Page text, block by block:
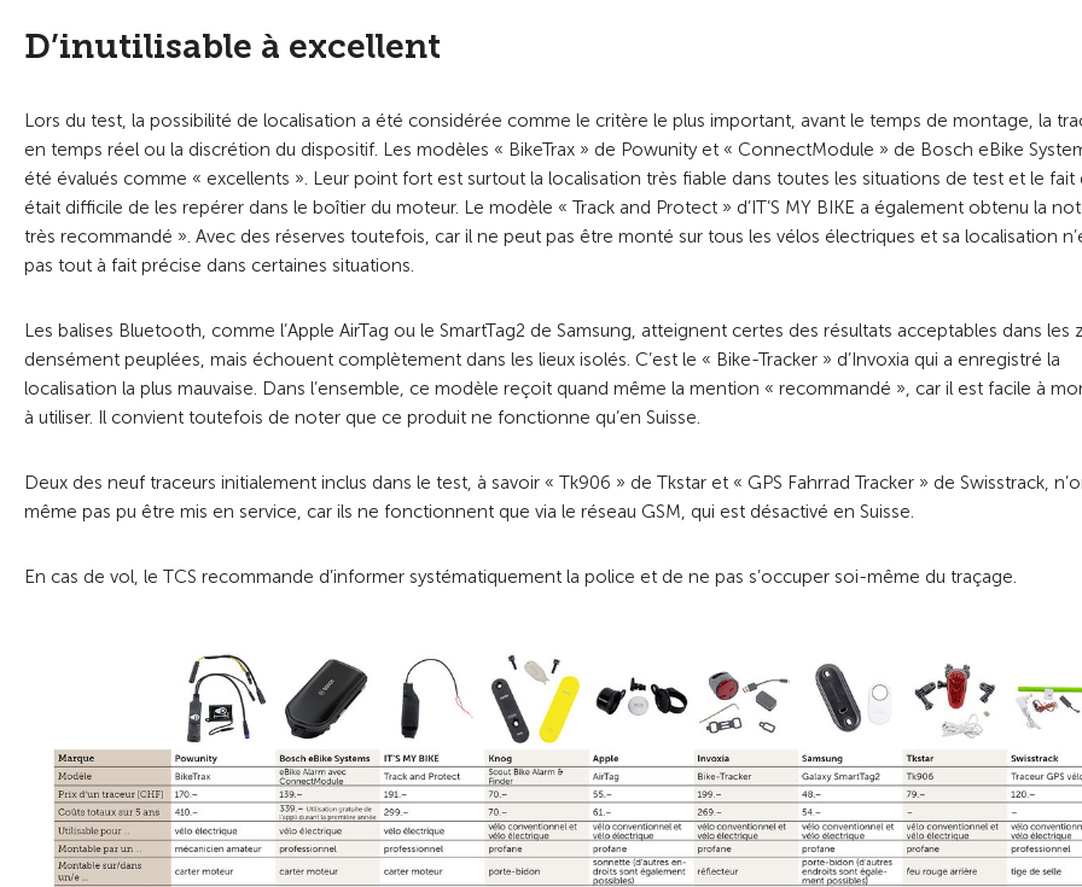
D’inutilisable à excellent
Lors du test, la possibilité de localisation a été considérée comme le critère le plus important, avant le temps de montage, la
en temps réel ou la discrétion du dispositif. Les modèles « BikeTrax » de Powunity et « ConnectModule » de Bosch eBike
été évalués comme « excellents ». Leur point fort est surtout la localisation très fiable dans toutes les situations de test et le fait
était difficile de les repérer dans le boîtier du moteur. Le modèle « Track and Protect » d’IT’S MY BIKE a également obtenu la
très recommandé ». Avec des réserves toutefois, car il ne peut pas être monté sur tous les vélos électriques et sa localisation
pas tout à fait précise dans certaines situations.
Les balises Bluetooth, comme l’Apple AirTag ou le SmartTag2 de Samsung, atteignent certes des résultats acceptables dans les
densément peuplées, mais échouent complètement dans les lieux isolés. C’est le « Bike-Tracker » d’Invoxia qui a enregistré la
localisation la plus mauvaise. Dans l’ensemble, ce modèle reçoit quand même la mention « recommandé », car il est facile à
à utiliser. Il convient toutefois de noter que ce produit ne fonctionne qu’en Suisse.
Deux des neuf traceurs initialement inclus dans le test, à savoir « Tk906 » de Tkstar et « GPS Fahrrad Tracker » de Swisstrack,
même pas pu être mis en service, car ils ne fonctionnent que via le réseau GSM, qui est désactivé en Suisse.
En cas de vol, le TCS recommande d’informer systématiquement la police et de ne pas s’occuper soi-même du traçage.